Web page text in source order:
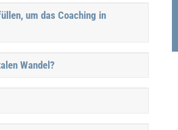
um das Coaching in
Wandel?